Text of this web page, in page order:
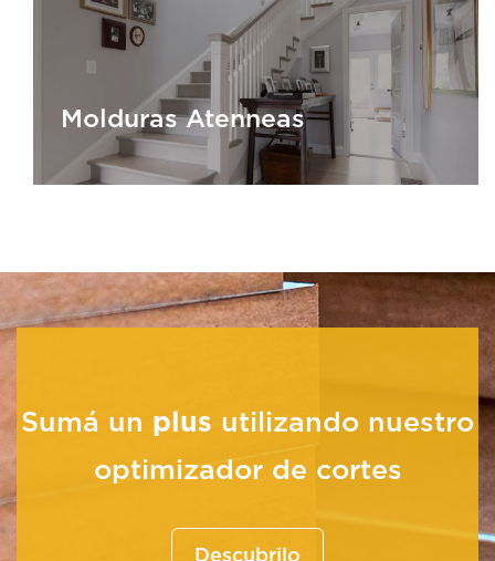
Molduras Atenneas
Molduras Atenneas
Sumá un plus utilizando nuestro
optimizador de cortes
Descubrilo